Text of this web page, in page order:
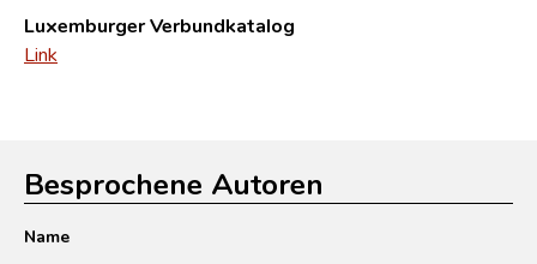
Luxemburger Verbundkatalog
Link
Besprochene Autoren
Name